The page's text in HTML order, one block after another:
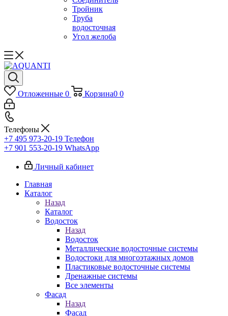
Тройник
Труба
водосточная
Угол желоба
Отложенные 0 Корзина0 0
Телефоны
+7 495 973-20-19 Телефон
+7 901 553-20-19 WhatsApp
Личный кабинет
Главная
Каталог
Назад
Каталог
Водосток
Назад
Водосток
Металлические водосточные системы
Водостоки для многоэтажных домов
Пластиковые водосточные системы
Дренажные системы
Все элементы
Фасад
Назад
Фасад